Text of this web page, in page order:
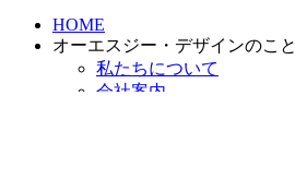
HOME
オーエスジー・デザインのこと
私たちについて
会社案内